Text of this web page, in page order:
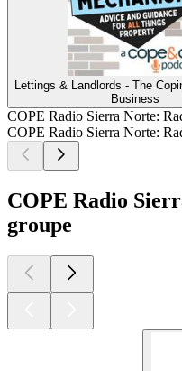
Lettings & Landlords - The
Business
COPE Radio Sierra Norte:
COPE Radio Sierra Norte:
COPE Radio
groupe